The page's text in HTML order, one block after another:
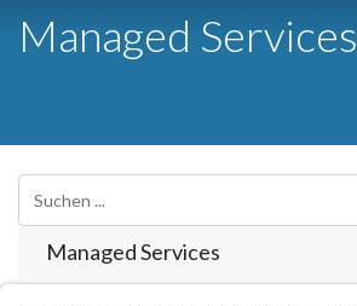
Managed Services
Managed Services